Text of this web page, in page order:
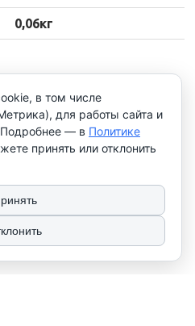
0,06кг
в том числе
для работы сайта и
— в Политике
принять или отклонить
×